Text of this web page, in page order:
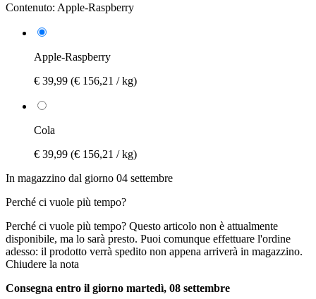
Contenuto: Apple-Raspberry
Apple-Raspberry
€ 39,99 (€ 156,21 / kg)
Cola
€ 39,99 (€ 156,21 / kg)
In magazzino dal giorno 04 settembre
Perché ci vuole più tempo?
Perché ci vuole più tempo? Questo articolo non è attualmente
disponibile, ma lo sarà presto. Puoi comunque effettuare l'ordine
adesso: il prodotto verrà spedito non appena arriverà in magazzino.
Chiudere la nota
Consegna entro il giorno martedì, 08 settembre